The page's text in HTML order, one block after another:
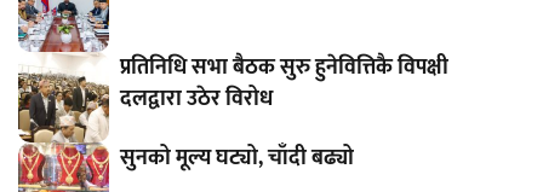
प्रतिनिधि सभा बैठक सुरु हुनेवित्तिकै विपक्षी
दलद्वारा उठेर विरोध
सुनको मूल्य घट्यो, चाँदी बढ्यो